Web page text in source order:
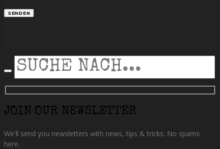
JOIN OUR NEWSLETTER
We'll send you newsletters with news, tips & tricks. No spams
here.